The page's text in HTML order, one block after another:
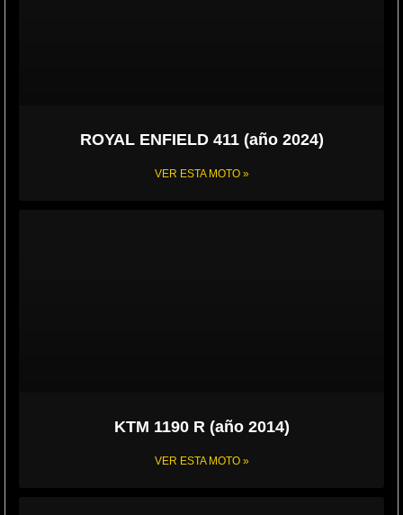
ROYAL ENFIELD 411 (año 2024)
VER ESTA MOTO »
KTM 1190 R (año 2014)
VER ESTA MOTO »